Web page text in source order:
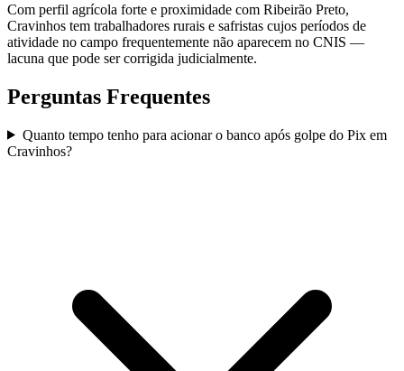
Com perfil agrícola forte e proximidade com Ribeirão Preto,
Cravinhos tem trabalhadores rurais e safristas cujos períodos de
atividade no campo frequentemente não aparecem no CNIS —
lacuna que pode ser corrigida judicialmente.
Perguntas Frequentes
Quanto tempo tenho para acionar o banco após golpe do Pix em
Cravinhos?